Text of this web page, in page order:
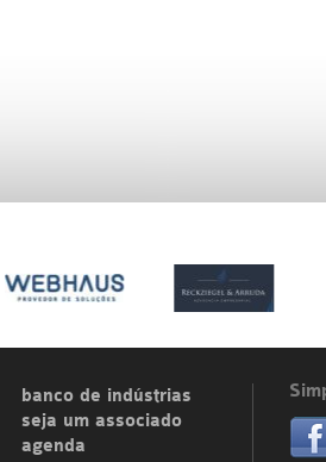
banco de indústrias
seja um associado
agenda